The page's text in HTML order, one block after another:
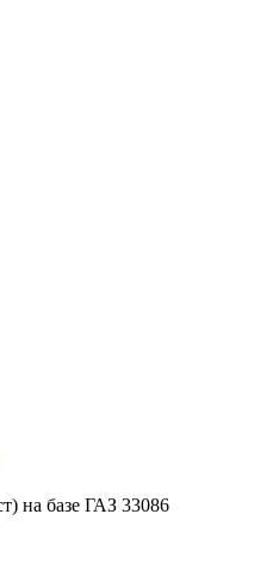
на базе ГАЗ 33086